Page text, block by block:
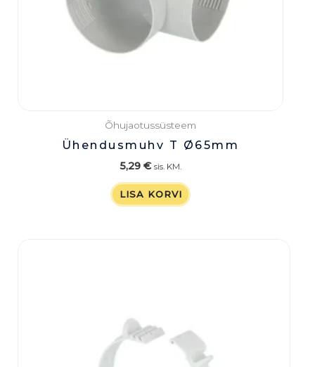
Õhujaotussüsteem
Ühendusmuhv T Ø65mm
5,29 € sis. KM.
LISA KORVI